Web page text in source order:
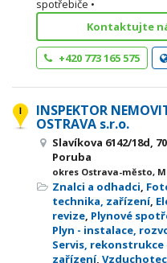
spotřebiče •
Kontaktujte
+420 773 165 575
INSPEKTOR
OSTRAVA s.r.o.
Slavíkova 6142/18d,
Poruba
okres Ostrava-město,
Znalci a odhadci,
technika, zařízení,
revize, Plynové
Plyn - instalace,
Servis, rekonstrukce
zařízení,